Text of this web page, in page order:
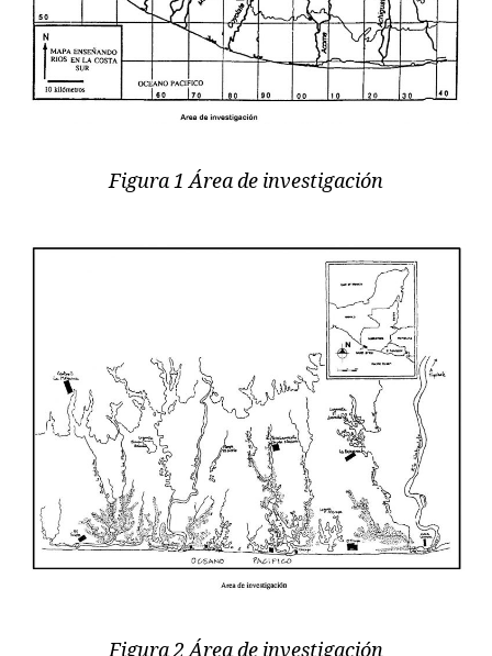
Figura 1 Área de investigación